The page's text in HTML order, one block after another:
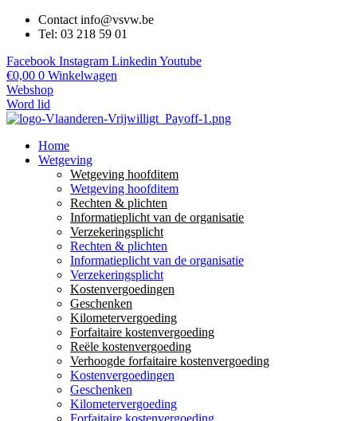
Contact info@vsvw.be
Tel: 03 218 59 01
Facebook Instagram Linkedin Youtube
€0,00 0 Winkelwagen
Webshop
Word lid
Home
Wetgeving
Wetgeving hoofditem
Wetgeving hoofditem
Rechten & plichten
Informatieplicht van de organisatie
Verzekeringsplicht
Rechten & plichten
Informatieplicht van de organisatie
Verzekeringsplicht
Kostenvergoedingen
Geschenken
Kilometervergoeding
Forfaitaire kostenvergoeding
Reële kostenvergoeding
Verhoogde forfaitaire kostenvergoeding
Kostenvergoedingen
Geschenken
Kilometervergoeding
Forfaitaire kostenvergoeding